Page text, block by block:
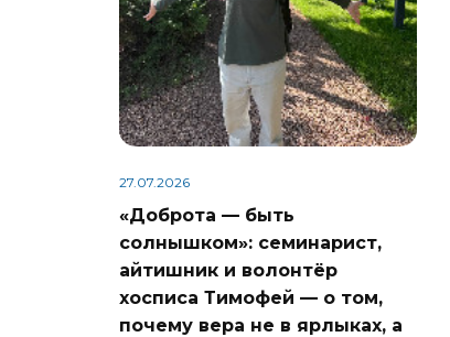
27.07.2026
«Доброта — быть
солнышком»: семинарист,
айтишник и волонтёр
хосписа Тимофей — о том,
почему вера не в ярлыках, а